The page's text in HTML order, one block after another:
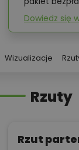
Dowiedz się
Wizualizacje
Rzuty
Rzut